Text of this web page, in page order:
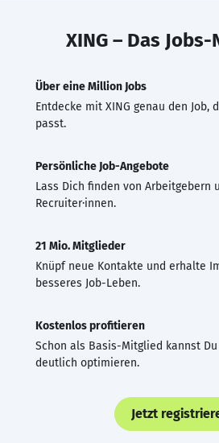
XING – Das
Über eine Million Jobs
Entdecke mit XING genau den Job,
passt.
Persönliche Job-Angebote
Lass Dich finden von Arbeitgebern
Recruiter·innen.
21 Mio. Mitglieder
Knüpf neue Kontakte und erhalte
besseres Job-Leben.
Kostenlos profitieren
Schon als Basis-Mitglied kannst Du
deutlich optimieren.
Jetzt